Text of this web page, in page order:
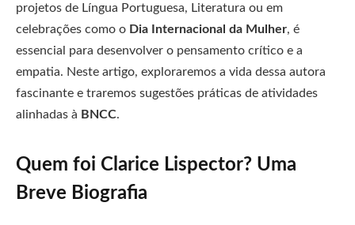
projetos de Língua Portuguesa, Literatura ou em
celebrações como o Dia Internacional da Mulher, é
essencial para desenvolver o pensamento crítico e a
empatia. Neste artigo, exploraremos a vida dessa autora
fascinante e traremos sugestões práticas de atividades
alinhadas à BNCC.
Quem foi Clarice Lispector? Uma
Breve Biografia